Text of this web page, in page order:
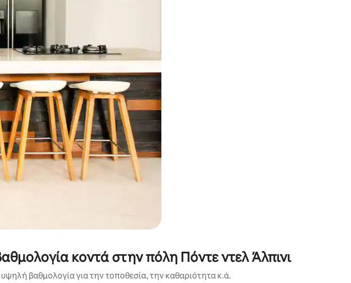
κουμπιά πάνω και κάτω βέλους, να την εξερευνήσετε με την αφή ή να τη σύρετε με τα δάχτυλα.
κοντά στην πόλη Πόντε ντελ Άλπινι
βαθμολογία για την τοποθεσία, την καθαριότητα κ.ά.